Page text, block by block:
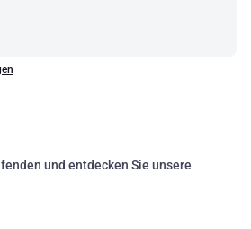
und entdecken Sie unsere